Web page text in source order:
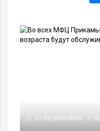
27.09.2018 08:05